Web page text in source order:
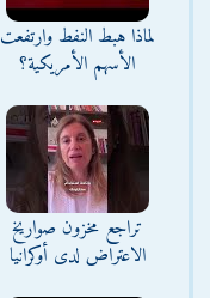
لماذا هبط النفط وارتفعت
الأسهم الأمريكية؟
تراجع مخزون صواريخ
الاعتراض لدى أوكرانيا